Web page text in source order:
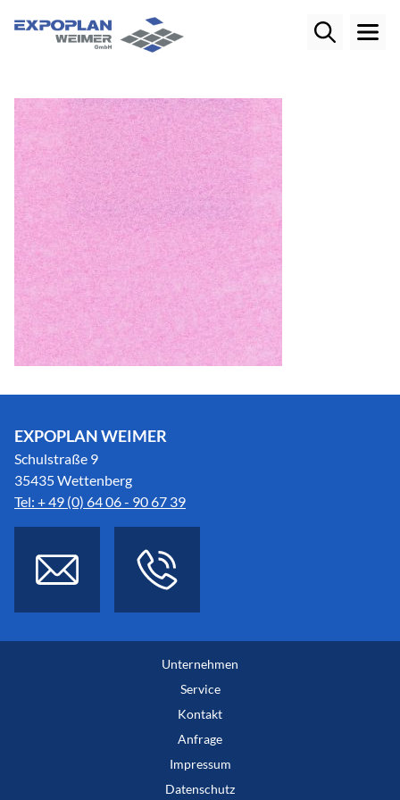
EXPOPLAN WEIMER
Schulstraße 9
35435 Wettenberg
Tel: + 49 (0) 64 06 - 90 67 39
Unternehmen
Service
Kontakt
Anfrage
Impressum
Datenschutz